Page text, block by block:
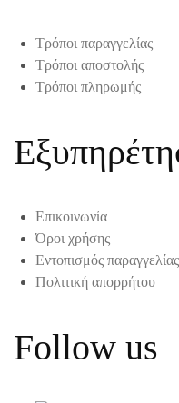
Τρόποι παραγγελίας
Τρόποι αποστολής
Τρόποι πληρωμής
Επικοινωνία
Όροι χρήσης
Εντοπισμός παραγγελίας
Πολιτική απορρήτου
Follow us